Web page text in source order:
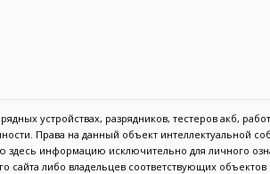
устройствах, разрядников, тестеров акб,
Права на данный объект интеллектуальной
здесь информацию исключительно для личного
сайта либо владельцев соответствующих